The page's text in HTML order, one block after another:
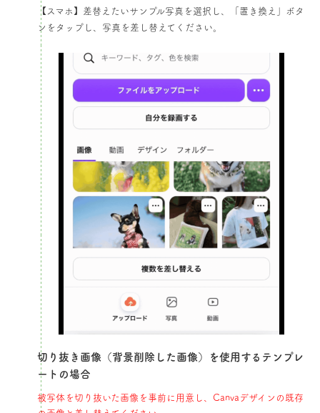
【スマホ】差替えたいサンプル写真を選択し、「置き換え」ボタ
ンをタップし、写真を差し替えてください。​​
切り抜き画像（背景削除した画像）を使用するテンプレ
ートの場合​
被写体を切り抜いた画像を事前に用意し、Canvaデザインの既存